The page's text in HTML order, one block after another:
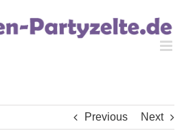
Previous Next